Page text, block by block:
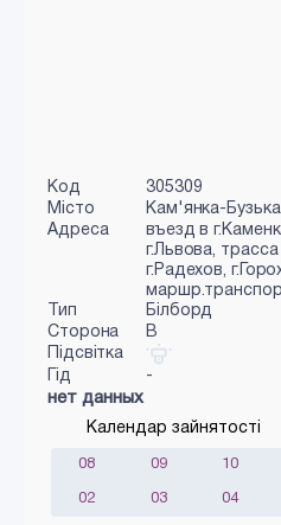
Код
305309
Місто
Кам'янка-Бузька
Адреса
въезд в
г.Львова,
г.Радехов,
Тип
Білборд
Сторона
B
Підсвітка
Гід
-
нет данных
Календар зайнятості
08 09 10
02 03 04